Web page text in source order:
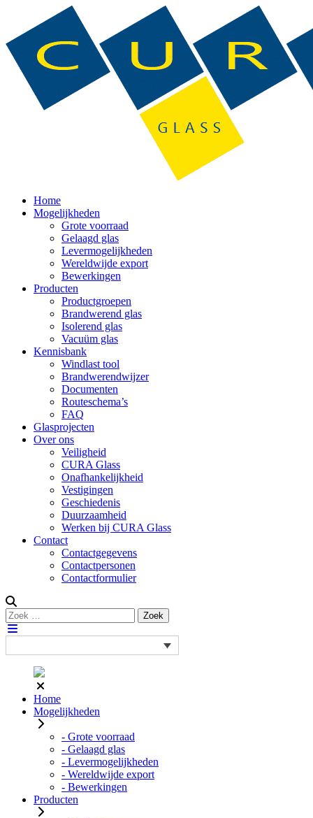
Home
Mogelijkheden
Grote voorraad
Gelaagd glas
Levermogelijkheden
Wereldwijde export
Bewerkingen
Producten
Productgroepen
Brandwerend glas
Isolerend glas
Vacuüm glas
Kennisbank
Windlast tool
Brandwerendwijzer
Documenten
Routeschema’s
FAQ
Glasprojecten
Over ons
Veiligheid
CURA Glass
Onafhankelijkheid
Vestigingen
Geschiedenis
Duurzaamheid
Werken bij CURA Glass
Contact
Contactgegevens
Contactpersonen
Contactformulier
Zoeken
naar:
Zoek
Home
Mogelijkheden
- Grote voorraad
- Gelaagd glas
- Levermogelijkheden
- Wereldwijde export
- Bewerkingen
Producten